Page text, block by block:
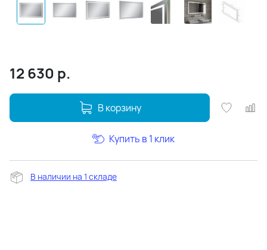
12 630 р.
В корзину
Купить в 1 клик
В наличии на 1 складе